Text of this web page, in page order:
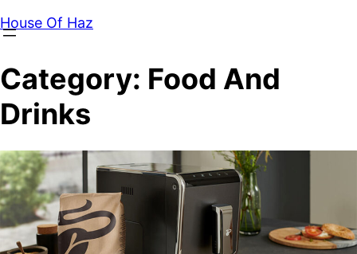
House Of Haz
Category: Food And
Drinks